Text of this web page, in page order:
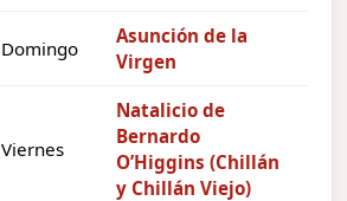
Domingo
Asunción de la
Virgen
Viernes
Natalicio de
Bernardo
O’Higgins (Chillán
y Chillán Viejo)